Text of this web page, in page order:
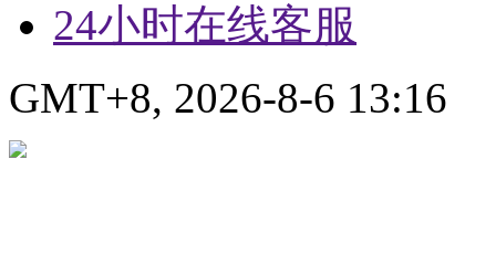
24小时在线客服
GMT+8, 2026-8-6 13:16